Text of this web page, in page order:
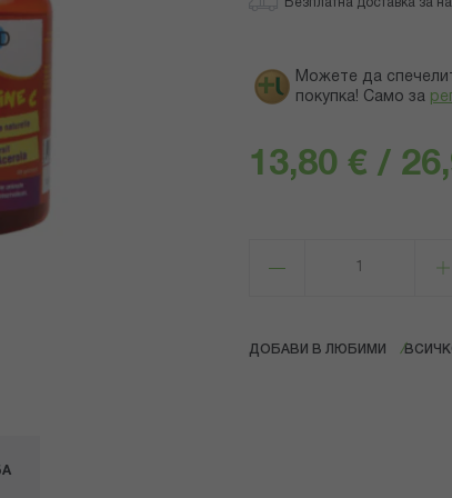
Безплатна доставка за
Можете да
покупка! Само за
13,80 € /
ДОБАВИ В ЛЮБИМИ